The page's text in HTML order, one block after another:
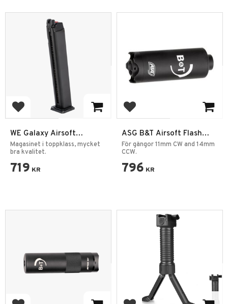
Add to favorites
WE Galaxy Airsoft
Magasin 50BB VX Series
SAI BLU GBB
Magasinet i toppklass, mycket
bra kvalitet.
719 KR
Add to favorites
ASG B&T Airsoft Flash
Tracer Unit
För gängor 11mm CW and 14mm
CCW.
796 KR